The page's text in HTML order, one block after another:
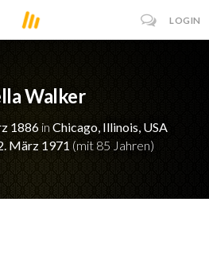
LOGIN
Walker
1886in Chicago, Illinois, USA
März 1971 (mit 85 Jahren)